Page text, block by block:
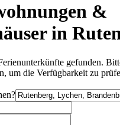
&
in
gefunden.
um die Verfügbarkeit zu